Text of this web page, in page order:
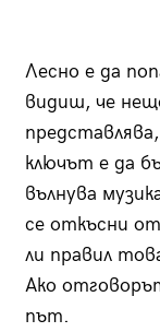
Лесно е да
видиш, че
ключът е да
вълнува
се откъсни
ли правил
Ако
път.